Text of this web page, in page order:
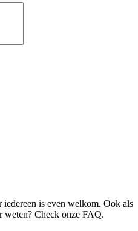
is even welkom. Ook als
weten? Check onze FAQ.